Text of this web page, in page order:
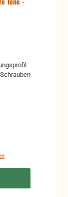
mit Dichtung ohne Schrauben